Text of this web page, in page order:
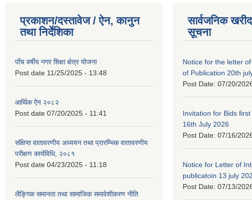
प्रकाशन/दस्तावेज / ऐन, कानुन
तथा निर्देशिका
पाँच वर्षीय नगर शिक्षा क्षेत्र योजना
Post date 11/25/2025 - 13:48
आर्थिक ऐन २०८२
Post date 07/20/2025 - 11:41
संक्षिप्त वातावरणीय अध्ययन तथा प्रारम्भिक वातावरणीय
परीक्षण कार्यविधि, २०८१
Post date 04/23/2025 - 11:18
लैङ्गिक समानता तथा सामाजिक समावेशीकरण नीति
सार्वजनिक
सूचना
Notice for the letter
of Publication 20th
Post Date: 07/20/
Invitation for Bids
16th July 2026
Post Date: 07/16/
Notice for Letter of
publicatoin 13 july
Post Date: 07/13/